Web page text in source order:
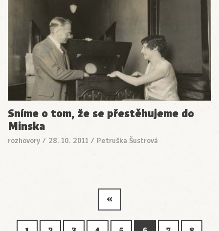
Sníme o tom, že se přestěhujeme do
Minska
rozhovory / 28. 10. 2011 / Petruška Šustrová
«